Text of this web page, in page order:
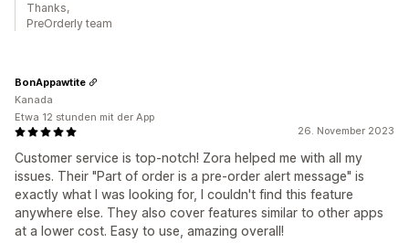
Thanks,
PreOrderly team
26. November 2023
Customer service is top-notch! Zora helped me with all my
issues. Their "Part of order is a pre-order alert message" is
exactly what I was looking for, I couldn't find this feature
anywhere else. They also cover features similar to other apps
at a lower cost. Easy to use, amazing overall!
BonAppawtite
Kanada
Etwa 12 stunden mit der App